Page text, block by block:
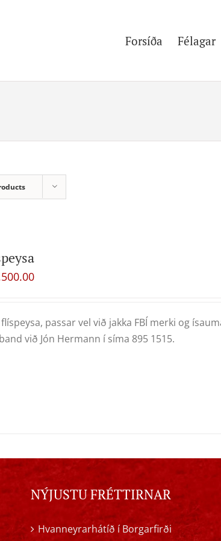
Forsíða Félagar
passar vel við jakka FBÍ merki og
við Jón Hermann í síma 895 1515.
NÝJUSTU FRÉTTIRNAR
Hvanneyrarhátíð í Borgarfirði